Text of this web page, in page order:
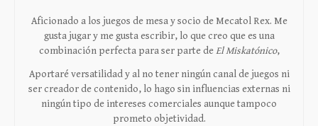
Aficionado a los juegos de mesa y socio de Mecatol Rex. Me
gusta jugar y me gusta escribir, lo que creo que es una
combinación perfecta para ser parte deEl Miskatónico,
Aportaré versatilidad y al no tener ningún canal de juegos ni
ser creador de contenido, lo hago sin influencias externas ni
ningún tipo de intereses comerciales aunque tampoco
prometo objetividad.